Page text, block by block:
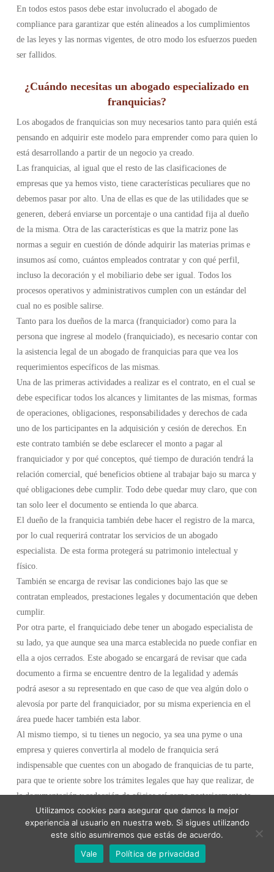
En todos estos pasos debe estar involucrado el abogado de
compliance para garantizar que estén alineados a los cumplimientos
de las leyes y las normas vigentes, de otro modo los esfuerzos pueden
ser fallidos.
¿Cuándo necesitas un abogado especializado en
franquicias?
Los abogados de franquicias son muy necesarios tanto para quién está
pensando en adquirir este modelo para emprender como para quien lo
está desarrollando a partir de un negocio ya creado.
Las franquicias, al igual que el resto de las clasificaciones de
empresas que ya hemos visto, tiene características peculiares que no
debemos pasar por alto. Una de ellas es que de las utilidades que se
generen, deberá enviarse un porcentaje o una cantidad fija al dueño
de la misma. Otra de las características es que la matriz pone las
normas a seguir en cuestión de dónde adquirir las materias primas e
insumos así como, cuántos empleados contratar y con qué perfil,
incluso la decoración y el mobiliario debe ser igual. Todos los
procesos operativos y administrativos cumplen con un estándar del
cual no es posible salirse.
Tanto para los dueños de la marca (franquiciador) como para la
persona que ingrese al modelo (franquiciado), es necesario contar con
la asistencia legal de un abogado de franquicias para que vea los
requerimientos específicos de las mismas.
Una de las primeras actividades a realizar es el contrato, en el cual se
debe especificar todos los alcances y limitantes de las mismas, formas
de operaciones, obligaciones, responsabilidades y derechos de cada
uno de los participantes en la adquisición y cesión de derechos. En
este contrato también se debe esclarecer el monto a pagar al
franquiciador y por qué conceptos, qué tiempo de duración tendrá la
relación comercial, qué beneficios obtiene al trabajar bajo su marca y
qué obligaciones debe cumplir. Todo debe quedar muy claro, que con
tan solo leer el documento se entienda lo que abarca.
El dueño de la franquicia también debe hacer el registro de la marca,
por lo cual requerirá contratar los servicios de un abogado
especialista. De esta forma protegerá su patrimonio intelectual y
físico.
También se encarga de revisar las condiciones bajo las que se
contratan empleados, prestaciones legales y documentación que deben
cumplir.
Por otra parte, el franquiciado debe tener un abogado especialista de
su lado, ya que aunque sea una marca establecida no puede confiar en
ella a ojos cerrados. Este abogado se encargará de revisar que cada
documento a firma se encuentre dentro de la legalidad y además
podrá asesor a su representado en que caso de que vea algún dolo o
alevosía por parte del franquiciador, por su misma experiencia en el
área puede hacer también esta labor.
Al mismo tiempo, si tu tienes un negocio, ya sea una pyme o una
empresa y quieres convertirla al modelo de franquicia será
indispensable que cuentes con un abogado de franquicias de tu parte,
para que te oriente sobre los trámites legales que hay que realizar, de
la documentación y redacción de oficios así como posteriormente te
de toda la asesoría correspondiente para celebrar los contratos con los
franquiciados.
El incumplimiento de la ley en el área mercantil como en otros casos,
puede tener consecuencias graves, como la pérdida de inmuebles,
Utilizamos cookies para asegurar que damos la mejor
experiencia al usuario en nuestra web. Si sigues utilizando
este sitio asumiremos que estás de acuerdo.
Vale
Política de privacidad